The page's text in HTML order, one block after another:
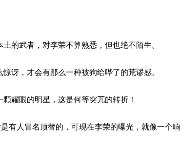
武者，对李荣不算熟悉，但也绝不陌生。
，才会有那么一种被狗给哔了的荒谬感。
眼的明星，这是何等突兀的转折！
冒名顶替的，可现在李荣的曝光，就像一个